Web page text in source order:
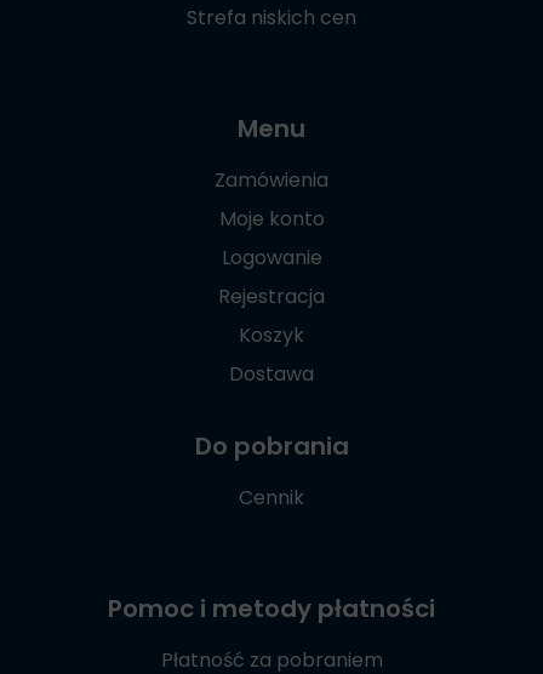
Strefa niskich cen
Menu
Zamówienia
Moje konto
Logowanie
Rejestracja
Koszyk
Dostawa
Do pobrania
Cennik
Pomoc i metody płatności
Płatność za pobraniem